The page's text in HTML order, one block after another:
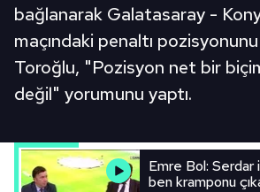
bağlanarak Galatasaray -
maçındaki penaltı
Toroğlu, "Pozisyon net bir
değil" yorumunu yaptı.
Emre Bol: Serdar
ben kramponu